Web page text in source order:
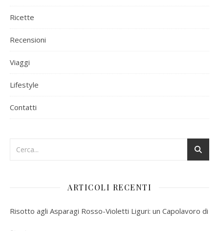
Ricette
Recensioni
Viaggi
Lifestyle
Contatti
ARTICOLI RECENTI
Risotto agli Asparagi Rosso-Violetti Liguri: un Capolavoro di